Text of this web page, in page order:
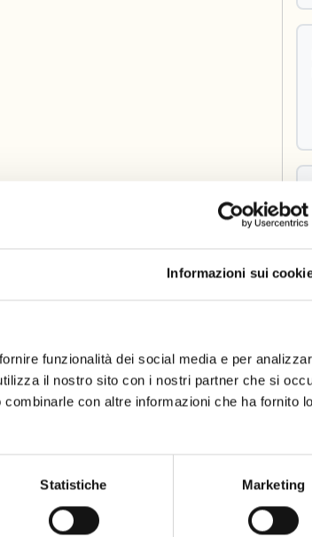
Informazioni sui
funzionalità dei social media e per
il nostro sito con i nostri partner che si
con altre informazioni che ha fornito
Statistiche Marketing